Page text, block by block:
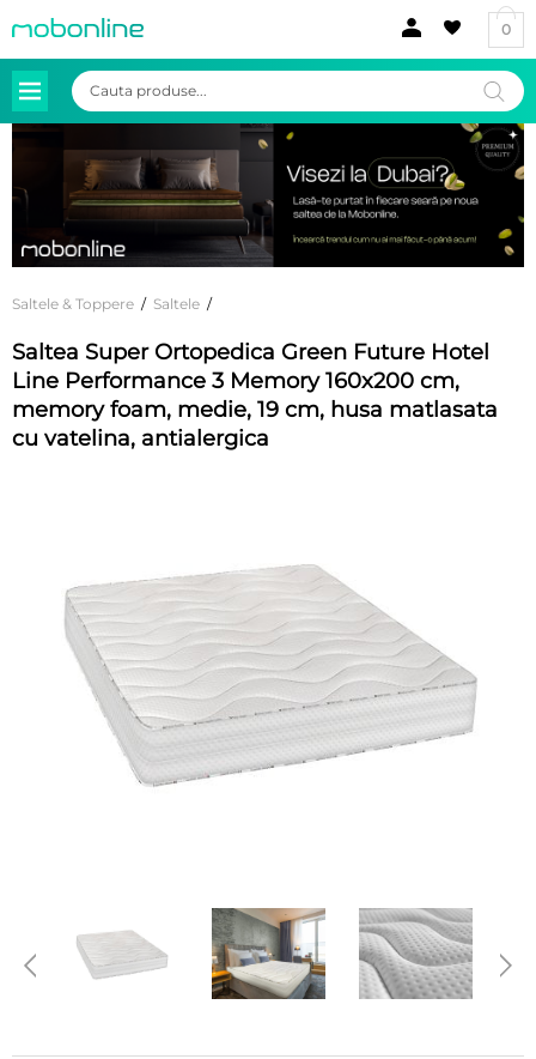
0
Products
search
Saltele & Toppere / Saltele /
Saltea Super Ortopedica Green Future Hotel
Line Performance 3 Memory 160x200 cm,
memory foam, medie, 19 cm, husa matlasata
cu vatelina, antialergica